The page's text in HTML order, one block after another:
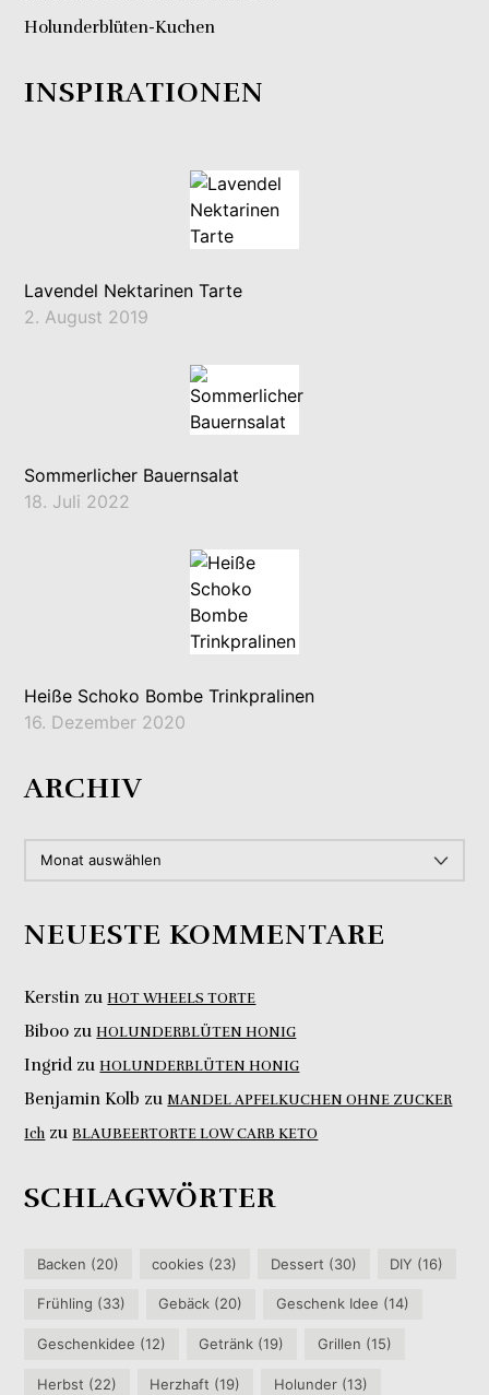
Holunderblüten-Kuchen
INSPIRATIONEN
Lavendel Nektarinen Tarte
2. August 2019
Sommerlicher Bauernsalat
18. Juli 2022
Heiße Schoko Bombe Trinkpralinen
16. Dezember 2020
ARCHIV
NEUESTE KOMMENTARE
Kerstin zuHOT WHEELS TORTE
Biboo zuHOLUNDERBLÜTEN HONIG
IngridzuHOLUNDERBLÜTEN HONIG
Benjamin Kolb zuMANDEL APFELKUCHEN OHNE ZUCKER
Ich zuBLAUBEERTORTE LOW CARB KETO
SCHLAGWÖRTER
Backen (20) cookies (23) Dessert (30) DIY (16)
Frühling (33) Gebäck (20) Geschenk Idee (14)
Geschenkidee (12) Getränk (19) Grillen (15)
Herbst (22) Herzhaft (19) Holunder(13)